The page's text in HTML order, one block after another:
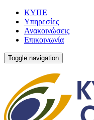
ΚΥΠΕ
Υπηρεσίες
Ανακοινώσεις
Επικοινωνία
Toggle navigation